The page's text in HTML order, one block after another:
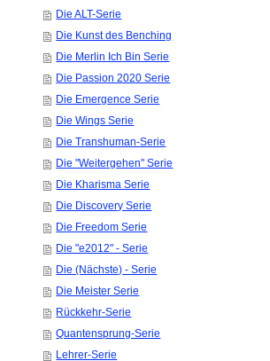
Die ALT-Serie
Die Kunst des Benching
Die Merlin Ich Bin Serie
Die Passion 2020 Serie
Die Emergence Serie
Die Wings Serie
Die Transhuman-Serie
Die "Weitergehen" Serie
Die Kharisma Serie
Die Discovery Serie
Die Freedom Serie
Die "e2012" - Serie
Die (Nächste) - Serie
Die Meister Serie
Rückkehr-Serie
Quantensprung-Serie
Lehrer-Serie